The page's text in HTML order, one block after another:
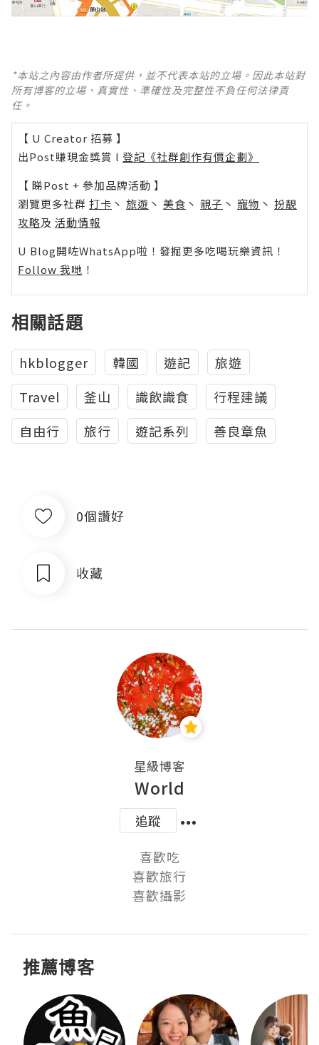
*本站之內容由作者所提供，並不代表本站的立場。因此本站對
所有博客的立場、真實性、準確性及完整性不負任何法律責
任。
【 U Creator 招募 】
出Post賺現金獎賞 l 登記《社群創作有價企劃》
【 睇Post + 參加品牌活動 】
瀏覽更多社群 打卡 丶 旅遊 丶 美食 丶 親子 丶 寵物 丶 扮靚
攻略及 活動情報
U Blog開咗WhatsApp啦！發掘更多吃喝玩樂資訊！
Follow 我哋 ！
相關話題
hkblogger 韓國 遊記
旅遊
Travel
釜山 識飲識食
行程建議
自由行
旅行 遊記系列 善良章魚
0個讚好
收藏
星級博客
World
追蹤
喜歡吃
喜歡旅行
喜歡攝影
推薦博客